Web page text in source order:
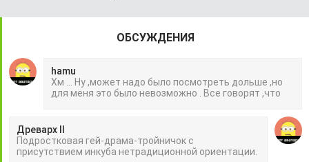
ОБСУЖДЕНИЯ
hamu
Хм ... Ну ,может надо было посмотреть дольше ,но
для меня это было невозможно . Все говорят ,что
Древарх II
Подростковая гей-драма-тройничок с
присутствием инкуба нетрадиционной ориентации.